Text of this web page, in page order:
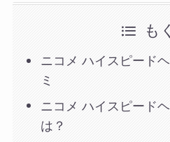
も
ニコメ ハイスピード
ミ
ニコメ ハイスピード
は？